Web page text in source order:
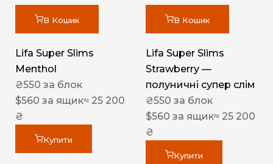
В Кошик
Lifa Super Slims
Menthol
₴550 за блок
$560 за ящик≈ 25 200
₴
Купити
В Кошик
Lifa Super Slims
Strawberry —
полуничні супер слім
₴550 за блок
$560 за ящик≈ 25 200
₴
Купити